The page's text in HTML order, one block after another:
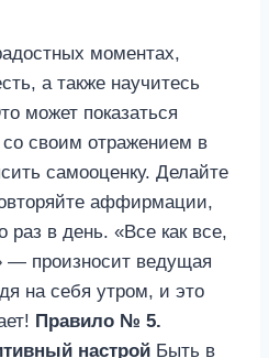
моментах,
а также научитесь
может показаться
своим отражением в
самооценку. Делайте
аффирмации,
раз в день. «Все как все,
— произносит ведущая
на себя утром, и это
Правило № 5.
настрой Быть в